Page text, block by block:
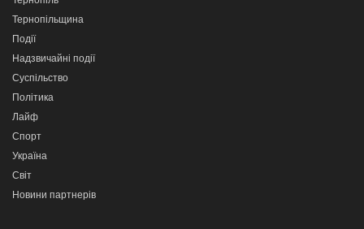
Тернопільщина
Події
Надзвичайні події
Суспільство
Політика
Лайф
Спорт
Україна
Світ
Новини партнерів